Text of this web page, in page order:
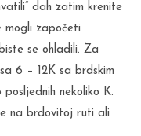
dah zatim krenite
započeti
se ohladili. Za
6 – 12K sa brdskim
nekoliko K.
na brdovitoj ruti ali